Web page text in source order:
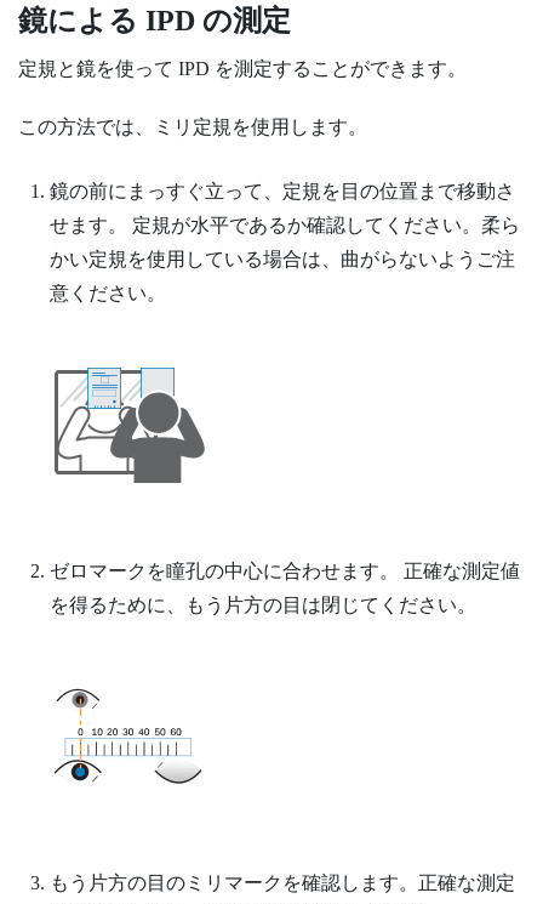
鏡による IPD の測定
定規と鏡を使って IPD を測定することができます。
この方法では、ミリ定規を使用します。
鏡の前にまっすぐ立って、定規を目の位置まで移動さ
せます。 定規が水平であるか確認してください。柔ら
かい定規を使用している場合は、曲がらないようご注
意ください。
ゼロマークを瞳孔の中心に合わせます。 正確な測定値
を得るために、もう片方の目は閉じてください。
もう片方の目のミリマークを確認します。正確な測定